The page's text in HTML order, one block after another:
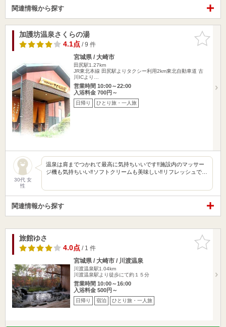
関連情報から探す
お気に入
りに追加
加護坊温泉さくらの湯
4.1点/ 9 件
宮城県 / 大崎市
田尻駅1.27km
JR東北本線 田尻駅よりタクシー利用2km東北自動車道 古
川ICより…
営業時間 10:00～22:00
入浴料金 700円～
日帰り ひとり旅・一人旅
30代 女
性
温泉は肩までつかれて最高に気持ちいいです‼︎施設内のマッサー
ジ機も気持ちいい‼︎ソフトクリームも美味しい‼︎リフレッシュで…
関連情報から探す
お気に入
りに追加
旅館ゆさ
4.0点/ 1 件
宮城県 / 大崎市 / 川渡温泉
川渡温泉駅1.04km
川渡温泉駅より徒歩にて約１５分
営業時間 10:00～16:00
入浴料金 500円～
日帰り 宿泊 ひとり旅・一人旅